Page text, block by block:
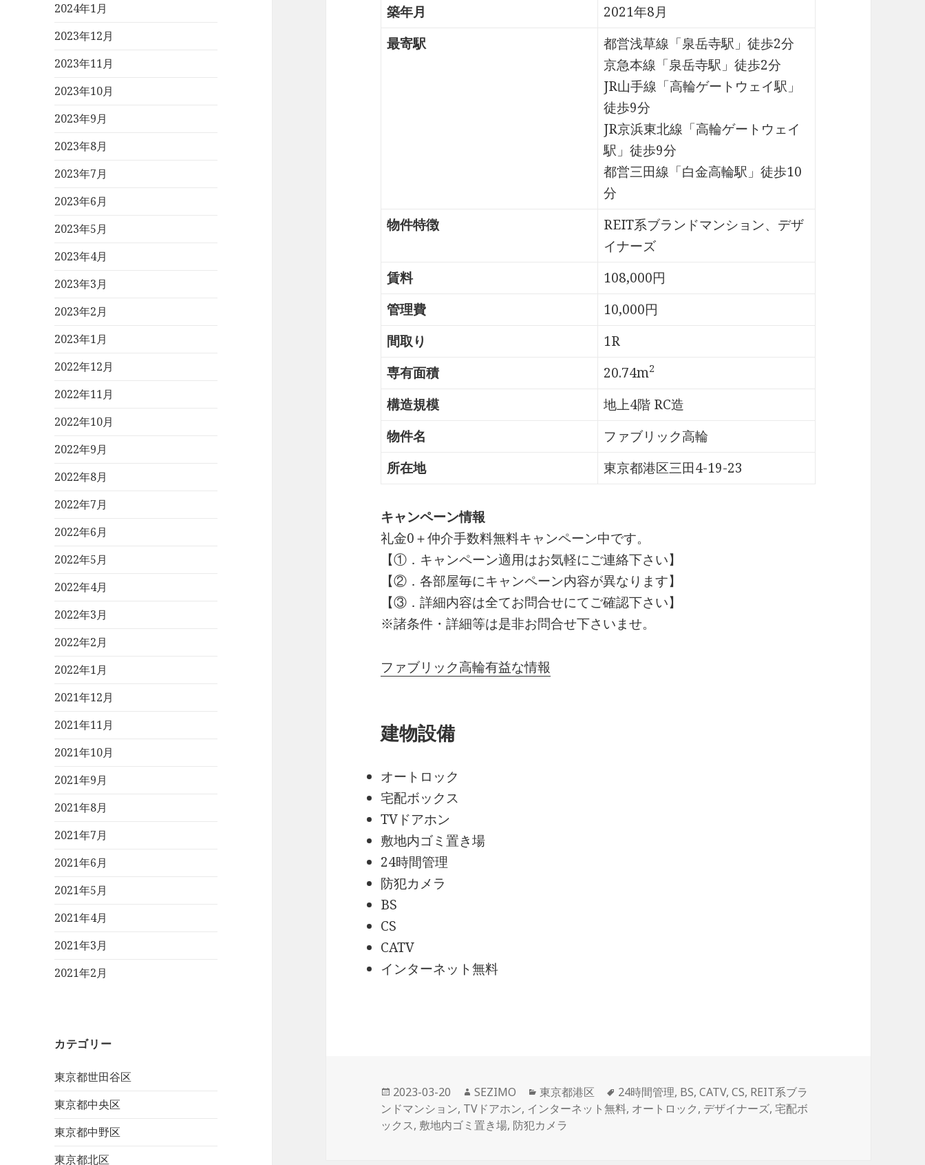
2024年1月
2023年12月
2023年11月
2023年10月
2023年9月
2023年8月
2023年7月
2023年6月
2023年5月
2023年4月
2023年3月
2023年2月
2023年1月
2022年12月
2022年11月
2022年10月
2022年9月
2022年8月
2022年7月
2022年6月
2022年5月
2022年4月
2022年3月
2022年2月
2022年1月
2021年12月
2021年11月
2021年10月
2021年9月
2021年8月
2021年7月
2021年6月
2021年5月
2021年4月
2021年3月
2021年2月
カテゴリー
東京都世田谷区
東京都中央区
東京都中野区
東京都北区
築年月
2021年8月
最寄駅
都営浅草線「泉岳寺駅」徒歩2分
京急本線「泉岳寺駅」徒歩2分
JR山手線「高輪ゲートウェイ駅」
徒歩9分
JR京浜東北線「高輪ゲートウェイ
駅」徒歩9分
都営三田線「白金高輪駅」徒歩10
分
物件特徴
REIT系ブランドマンション、デザ
イナーズ
賃料
108,000円
管理費
10,000円
間取り
1R
専有面積
20.74m2
構造規模
地上4階 RC造
物件名
ファブリック高輪
所在地
東京都港区三田4-19-23
キャンペーン情報
礼金0＋仲介手数料無料キャンペーン中です。
【①．キャンペーン適用はお気軽にご連絡下さい】
【②．各部屋毎にキャンペーン内容が異なります】
【③．詳細内容は全てお問合せにてご確認下さい】
※諸条件・詳細等は是非お問合せ下さいませ。
ファブリック高輪有益な情報
建物設備
オートロック
宅配ボックス
TVドアホン
敷地内ゴミ置き場
24時間管理
防犯カメラ
BS
CS
CATV
インターネット無料
投
稿
日:
2023-03-20
作
成
者
SEZIMO
カ
テ
ゴ
東京都港区
タ
グ
24時間管理, BS,CATV,CS, REIT系ブラ
ンドマンション, TVドアホン, インターネット無料, オートロック, デザイナーズ,宅配ボ
ックス, 敷地内ゴミ置き場, 防犯カメラ